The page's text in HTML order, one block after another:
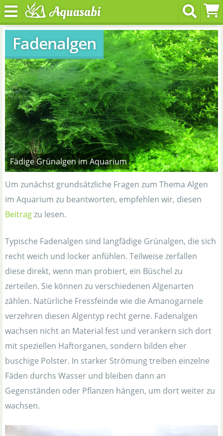
Fadenalgen
Fädige Grünalgen im Aquarium
Um zunächst grundsätzliche Fragen zum Thema Algen
im Aquarium zu beantworten, empfehlen wir, diesen
Beitragzu lesen.
Typische Fadenalgen sind langfädige Grünalgen, die sich
recht weich und locker anfühlen. Teilweise zerfallen
diese direkt, wenn man probiert, ein Büschel zu
zerteilen. Sie können zu verschiedenen Algenarten
zählen. Natürliche Fressfeinde wie die Amanogarnele
verzehren diesen Algentyp recht gerne. Fadenalgen
wachsen nicht an Material fest und verankern sich dort
mit speziellen Haftorganen, sondern bilden eher
buschige Polster. In starker Strömung treiben einzelne
Fäden durchs Wasser und bleiben dann an
Gegenständen oder Pflanzen hängen, um dort weiter zu
wachsen.